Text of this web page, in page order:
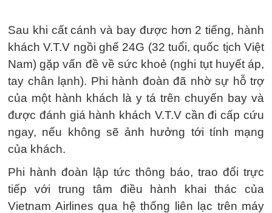
Sau khi cất cánh và bay được hơn 2 tiếng, hành
khách V.T.V ngồi ghế 24G (32 tuổi, quốc tịch Việt
Nam) gặp vấn đề về sức khoẻ (nghi tụt huyết áp,
tay chân lạnh). Phi hành đoàn đã nhờ sự hỗ trợ
của một hành khách là y tá trên chuyến bay và
được đánh giá hành khách V.T.V cần đi cấp cứu
ngay, nếu không sẽ ảnh hưởng tới tính mạng
của khách.
Phi hành đoàn lập tức thông báo, trao đổi trực
tiếp với trung tâm điều hành khai thác của
Vietnam Airlines qua hệ thống liên lạc trên máy